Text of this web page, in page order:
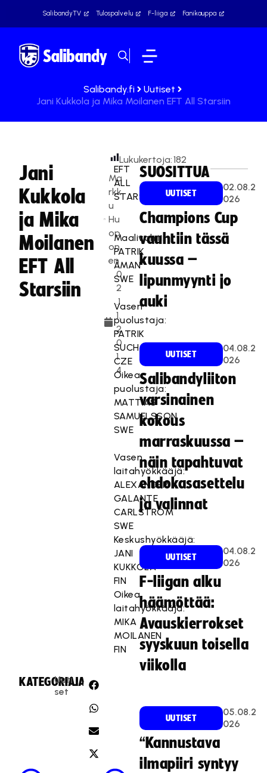
SalibandyTV Tulospalvelu F-liiga Fanikauppa
Salibandy.fi
Uutiset
Jani Kukkola ja Mika Moilanen EFT All Starsiin
Jani
Kukkola
ja Mika
Moilanen
EFT All
Starsiin
Ma
rkk
u
Hu
op
on
en
0
2
.1
1.
2
0
1
4
Lukukertoja:182
EFT
ALL
STARS
Maalivahti:
PATRIK
ÅMAN
SWE
Vasen
puolustaja:
PATRIK
SUCHANEK
CZE
Oikea
puolustaja:
MATTIAS
SAMUELSSON
SWE
Vasen
laitahyökkääjä:
ALEXANDER
GALANTE
CARLSTRÖM
SWE
Keskushyökkääjä:
JANI
KUKKOLA
FIN
Oikea
laitahyökkääjä:
MIKA
MOILANEN
FIN
KATEGORIA:
Uuti
set
JAA:
SUOSITTUA
UUTISET
02.08.2
026
Champions Cup
vauhtiin tässä
kuussa –
lipunmyynti jo
auki
UUTISET
04.08.2
026
Salibandyliiton
varsinainen
kokous
marraskuussa –
näin tapahtuvat
ehdokasasettelu
ja valinnat
UUTISET
04.08.2
026
F-liigan alku
häämöttää:
Avauskierrokset
syyskuun toisella
viikolla
UUTISET
05.08.2
026
“Kannustava
ilmapiiri syntyy